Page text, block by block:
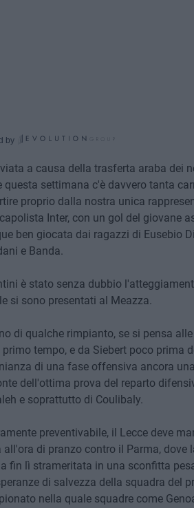
by
a causa della trasferta araba dei
settimana c'è davvero tanta
proprio dalla nostra unica
Inter, con un gol del giovane
ben giocata dai ragazzi di Eusebio
e Banda.
è stato senza dubbio
si sono presentati al Meazza.
di qualche rimpianto, se si pensa
tempo, e da Siebert poco prima
di una fase offensiva ancora
dell'ottima prova del reparto
e soprattutto di Coulibaly.
preventivabile, il Lecce deve
di pranzo contro il Parma, dove
fin lì strameritata in una sconfitta
di salvezza della squadra del
nella quale squadre come